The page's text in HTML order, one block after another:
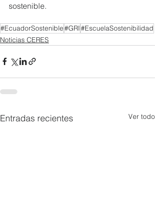
sostenible.
#EcuadorSostenible#GRI#EscuelaSostenibilidad
Noticias CERES
Entradas recientes Ver todo